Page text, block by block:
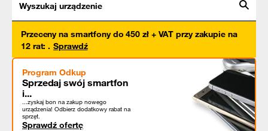
Wyszukaj urządzenie
Przeceny na smartfony do 450 zł + VAT przy zakupie na
12 rat: . Sprawdź
Program Odkup
Sprzedaj swój smartfon
i...
...zyskaj bon na zakup nowego
urządzenia! Odbierz dodatkowy rabat na
sprzęt.
Sprawdź ofertę